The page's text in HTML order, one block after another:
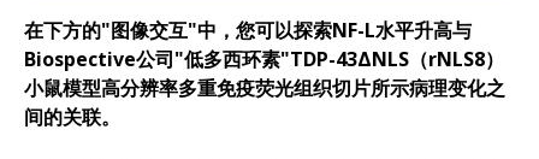
在下方的"图像交互"中，您可以探索NF-L水平升高与
Biospective公司"低多西环素"TDP-43ΔNLS（rNLS8）
小鼠模型高分辨率多重免疫荧光组织切片所示病理变化之
间的关联。